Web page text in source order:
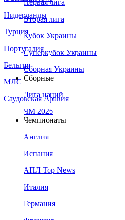
Нидерланды
Турция
Португалия
Бельгия
МЛС
Саудовская Аравия
Первая лига
Вторая лига
Кубок Украины
Суперкубок Украины
Сборная Украины
Сборные
Лига наций
ЧМ 2026
Чемпионаты
Англия
Испания
АПЛ Top News
Италия
Германия